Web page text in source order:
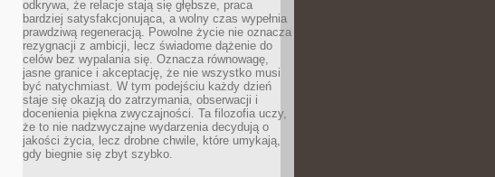
odkrywa, że relacje stają się głębsze, praca
bardziej satysfakcjonująca, a wolny czas wypełnia
prawdziwą regeneracją. Powolne życie nie oznacza
rezygnacji z ambicji, lecz świadome dążenie do
celów bez wypalania się. Oznacza równowagę,
jasne granice i akceptację, że nie wszystko musi
być natychmiast. W tym podejściu każdy dzień
staje się okazją do zatrzymania, obserwacji i
docenienia piękna zwyczajności. Ta filozofia uczy,
że to nie nadzwyczajne wydarzenia decydują o
jakości życia, lecz drobne chwile, które umykają,
gdy biegnie się zbyt szybko.